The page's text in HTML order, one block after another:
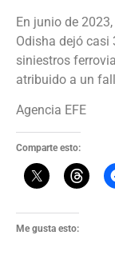
En junio de
Odisha dejó casi
siniestros
atribuido a un
Agencia EFE
Comparte esto:
Me gusta esto: